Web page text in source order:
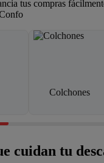
tus compras
Colchones
cuidan tu